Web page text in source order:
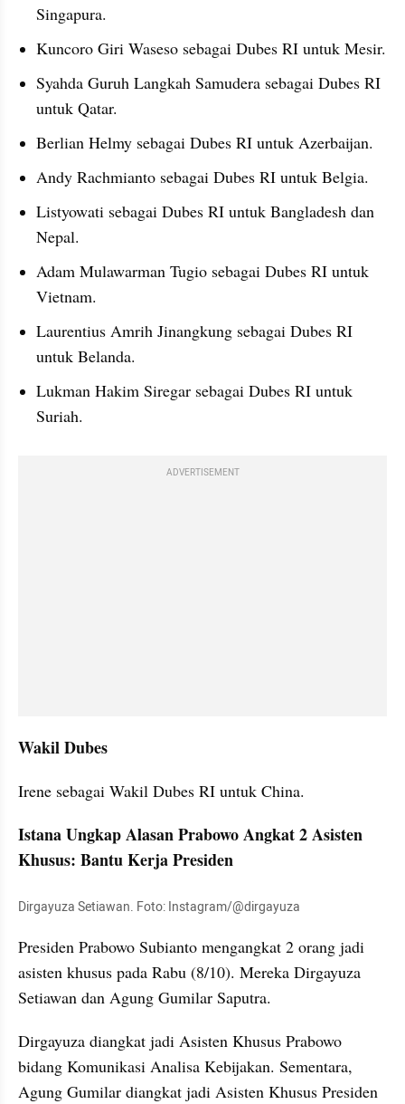
Singapura.
Kuncoro Giri Waseso sebagai Dubes RI untuk Mesir.
Syahda Guruh Langkah Samudera sebagai Dubes RI
untuk Qatar.
Berlian Helmy sebagai Dubes RI untuk Azerbaijan.
Andy Rachmianto sebagai Dubes RI untuk Belgia.
Listyowati sebagai Dubes RI untuk Bangladesh dan
Nepal.
Adam Mulawarman Tugio sebagai Dubes RI untuk
Vietnam.
Laurentius Amrih Jinangkung sebagai Dubes RI
untuk Belanda.
Lukman Hakim Siregar sebagai Dubes RI untuk
Suriah.
ADVERTISEMENT
Wakil Dubes
Irene sebagai Wakil Dubes RI untuk China.
Istana Ungkap Alasan Prabowo Angkat 2 Asisten
Khusus: Bantu Kerja Presiden
Dirgayuza Setiawan. Foto: Instagram/@dirgayuza
Presiden Prabowo Subianto mengangkat 2 orang jadi
asisten khusus pada Rabu (8/10). Mereka Dirgayuza
Setiawan dan Agung Gumilar Saputra.
Dirgayuza diangkat jadi Asisten Khusus Prabowo
bidang Komunikasi Analisa Kebijakan. Sementara,
Agung Gumilar diangkat jadi Asisten Khusus Presiden